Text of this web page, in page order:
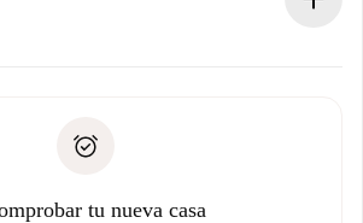
No te haremos ningún cargo y te
de solvencia
ningún problema.
tu nueva casa